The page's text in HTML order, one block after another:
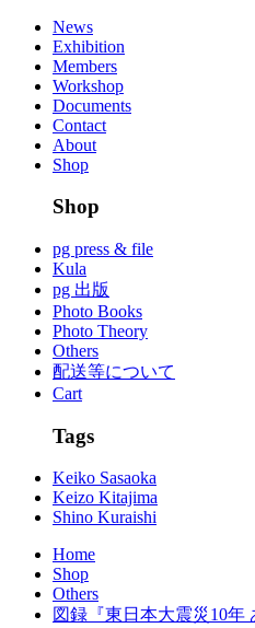
News
Exhibition
Members
Workshop
Documents
Contact
About
Shop
Shop
pg press & file
Kula
pg 出版
Photo Books
Photo Theory
Others
配送等について
Cart
Tags
Keiko Sasaoka
Keizo Kitajima
Shino Kuraishi
Home
Shop
Others
図録『東日本大震災10年